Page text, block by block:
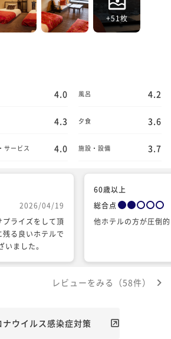
+51枚
4.0 風呂 4.2
4.3 夕食 3.6
サービス 4.0 施設・設備 3.7
2026/04/19
ライズをして頂
る良いホテルで
ました。
60歳以上
総合点
他ホテルの方が圧倒
レビューをみる（58件）
ウイルス感染症対策